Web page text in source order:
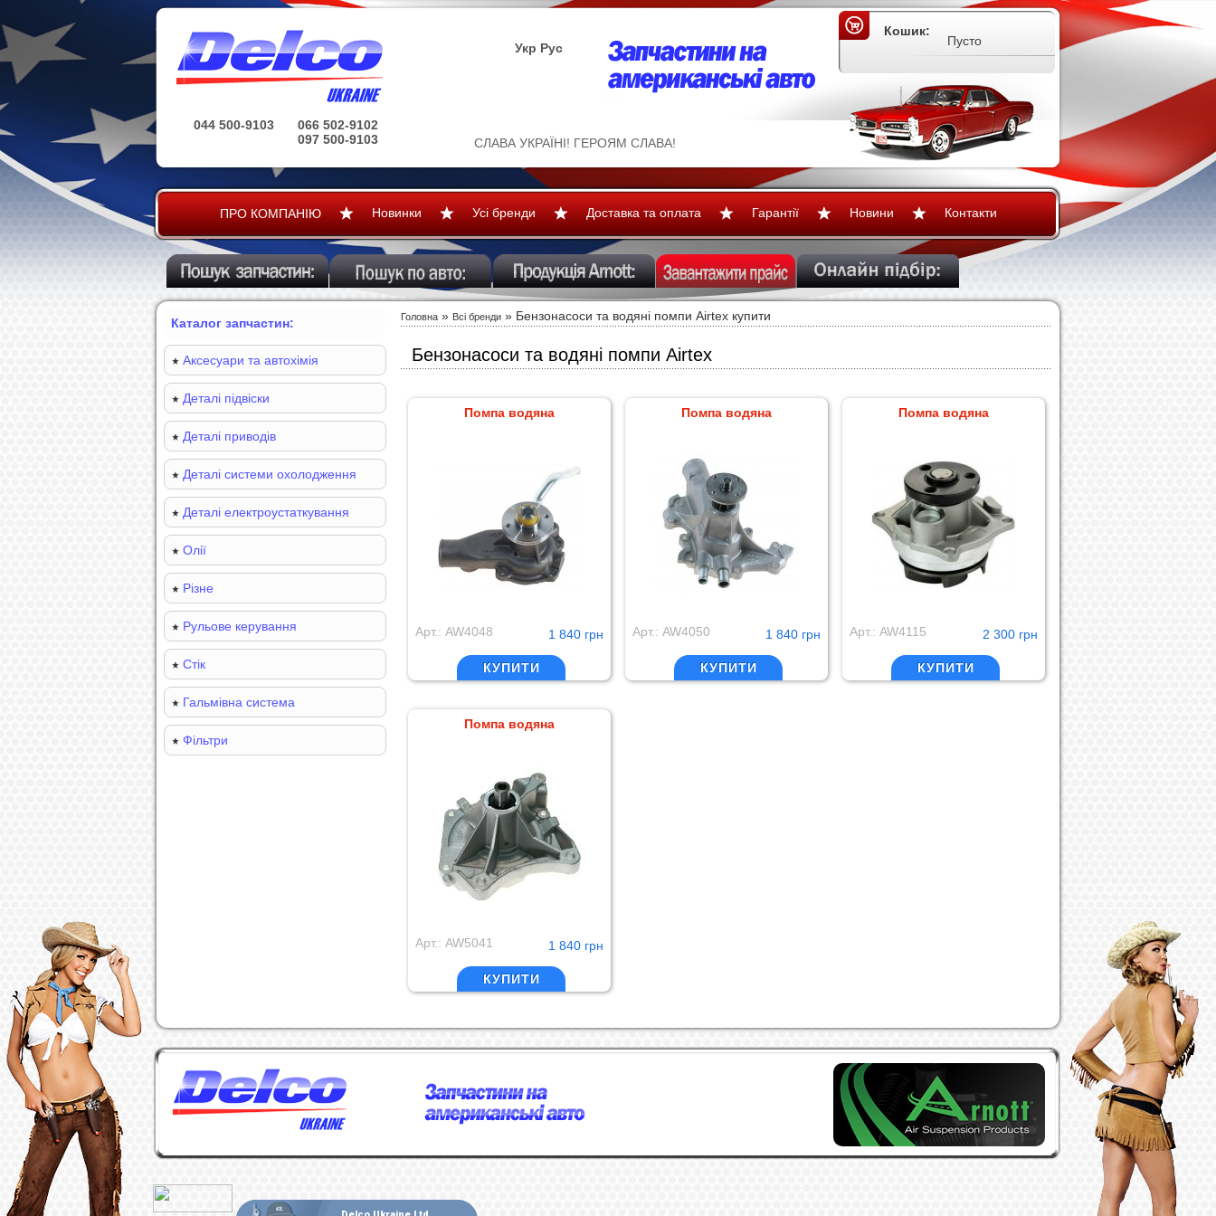
Укр Рус
044 500-9103
066 502-9102
097 500-9103
СЛАВА УКРАЇНІ! ГЕРОЯМ СЛАВА!
Кошик:
Пусто
ПРО КОМПАНІЮ Новинки Усі бренди Доставка та оплата Гарантії Новини Контакти
Головна » Всі бренди » Бензонасоси та водяні помпи Airtex купити
Бензонасоси та водяні помпи Airtex
Помпа водяна
Арт.: AW4048 1 840 грн
КУПИТИ
Помпа водяна
Арт.: AW4050 1 840 грн
КУПИТИ
Помпа водяна
Арт.: AW4115 2 300 грн
КУПИТИ
Помпа водяна
Арт.: AW5041 1 840 грн
КУПИТИ
Каталог запчастин:
Аксесуари та автохімія
Деталі підвіски
Деталі приводів
Деталі системи охолодження
Деталі електроустаткування
Олії
Різне
Рульове керування
Стік
Гальмівна система
Фільтри